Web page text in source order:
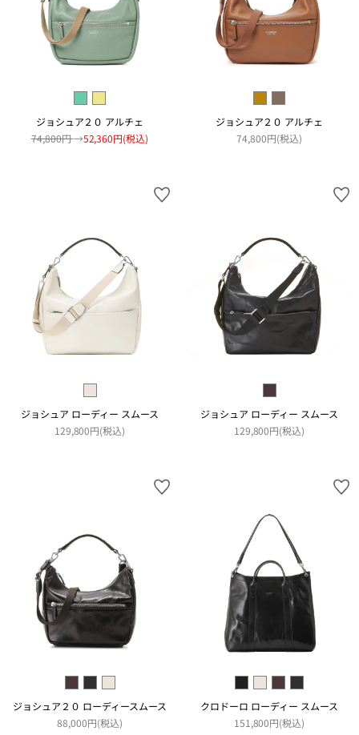
ジョシュア２０ アルチェ
74,800円→52,360円(税込)
ジョシュア２０ アルチェ
74,800円(税込)
ジョシュア ローディー スムース
129,800円(税込)
ジョシュア ローディー スムース
129,800円(税込)
ジョシュア２０ ローディースムース
88,000円(税込)
クロドーロ ローディー スムース
151,800円(税込)